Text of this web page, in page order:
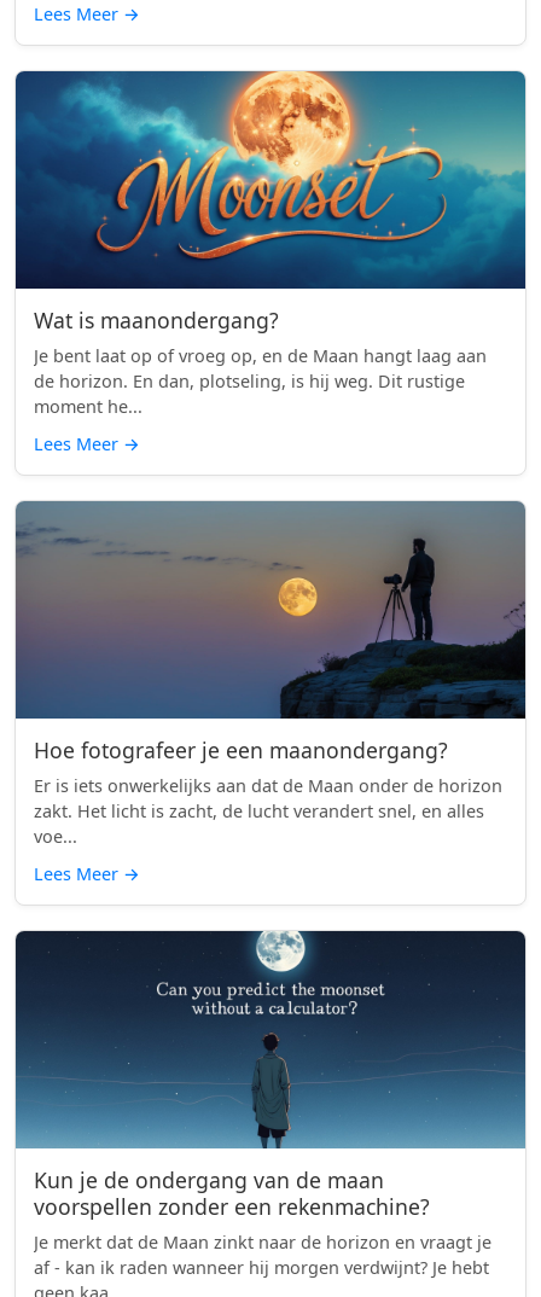
Lees Meer →
Wat is maanondergang?
Je bent laat op of vroeg op, en de Maan hangt laag aan
de horizon. En dan, plotseling, is hij weg. Dit rustige
moment he...
Lees Meer →
Hoe fotografeer je een maanondergang?
Er is iets onwerkelijks aan dat de Maan onder de horizon
zakt. Het licht is zacht, de lucht verandert snel, en alles
voe...
Lees Meer →
Kun je de ondergang van de maan
voorspellen zonder een rekenmachine?
Je merkt dat de Maan zinkt naar de horizon en vraagt je
af - kan ik raden wanneer hij morgen verdwijnt? Je hebt